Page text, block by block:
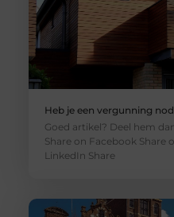
Heb je een vergunning
Goed artikel? Deel hem
Share on Facebook Share
LinkedIn Share